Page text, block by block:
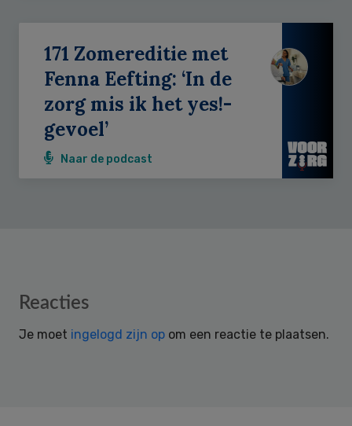
171 Zomereditie met
Fenna Eefting: ‘In de
zorg mis ik het yes!-
gevoel’
Naar de podcast
Reader
Reacties
Je moet ingelogd zijn op om een reactie te plaatsen.